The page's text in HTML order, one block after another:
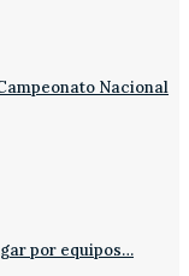
Nacional
por equipos…